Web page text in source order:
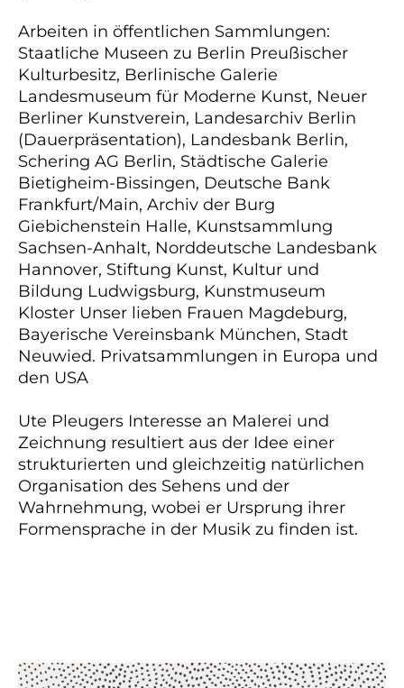
Arbeiten in öffentlichen Sammlungen:
Staatliche Museen zu Berlin Preußischer
Kulturbesitz, Berlinische Galerie
Landesmuseum für Moderne Kunst, Neuer
Berliner Kunstverein, Landesarchiv Berlin
(Dauerpräsentation), Landesbank Berlin,
Schering AG Berlin, Städtische Galerie
Bietigheim-Bissingen, Deutsche Bank
Frankfurt/Main, Archiv der Burg
Giebichenstein Halle, Kunstsammlung
Sachsen-Anhalt, Norddeutsche Landesbank
Hannover, Stiftung Kunst, Kultur und
Bildung Ludwigsburg, Kunstmuseum
Kloster Unser lieben Frauen Magdeburg,
Bayerische Vereinsbank München, Stadt
Neuwied. Privatsammlungen in Europa und
den USA
Ute Pleugers Interesse an Malerei und
Zeichnung resultiert aus der Idee einer
strukturierten und gleichzeitig natürlichen
Organisation des Sehens und der
Wahrnehmung, wobei er Ursprung ihrer
Formensprache in der Musik zu finden ist.